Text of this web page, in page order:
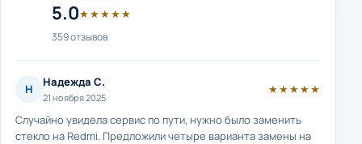
5.0★★★★★
359 отзывов
Н Надежда С.
21 ноября 2025
★★★★★
Случайно увидела сервис по пути, нужно было заменить
стекло на Redmi. Предложили четыре варианта замены на